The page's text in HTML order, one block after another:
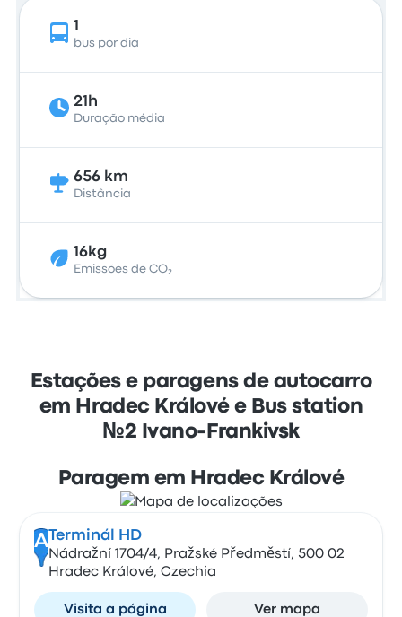
1
bus por dia
21h
Duração média
656 km
Distância
16kg
Emissões de CO₂
Estações e paragens de autocarro
em Hradec Králové e Bus station
№2 Ivano-Frankivsk
Paragem em Hradec Králové
A Terminál HD
Nádražní 1704/4, Pražské Předměstí, 500 02
Hradec Králové, Czechia
Visita a página Ver mapa